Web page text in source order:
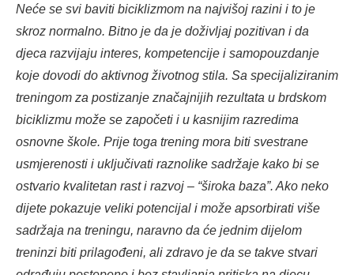
Neće se svi baviti biciklizmom na najvišoj razini i to je
skroz normalno. Bitno je da je doživljaj pozitivan i da
djeca razvijaju interes, kompetencije i samopouzdanje
koje dovodi do aktivnog životnog stila. Sa specijaliziranim
treningom za postizanje značajnijih rezultata u brdskom
biciklizmu može se započeti i u kasnijim razredima
osnovne škole. Prije toga trening mora biti svestrane
usmjerenosti i uključivati raznolike sadržaje kako bi se
ostvario kvalitetan rast i razvoj – “široka baza”. Ako neko
dijete pokazuje veliki potencijal i može apsorbirati više
sadržaja na treningu, naravno da će jednim dijelom
treninzi biti prilagođeni, ali zdravo je da se takve stvari